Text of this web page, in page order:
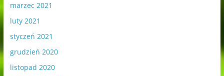
marzec 2021
luty 2021
styczeń 2021
grudzień 2020
listopad 2020